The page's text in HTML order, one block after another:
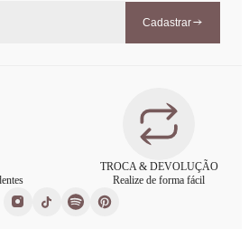
Cadastrar
TROCA & DEVOLUÇÃO
Realize de forma fácil